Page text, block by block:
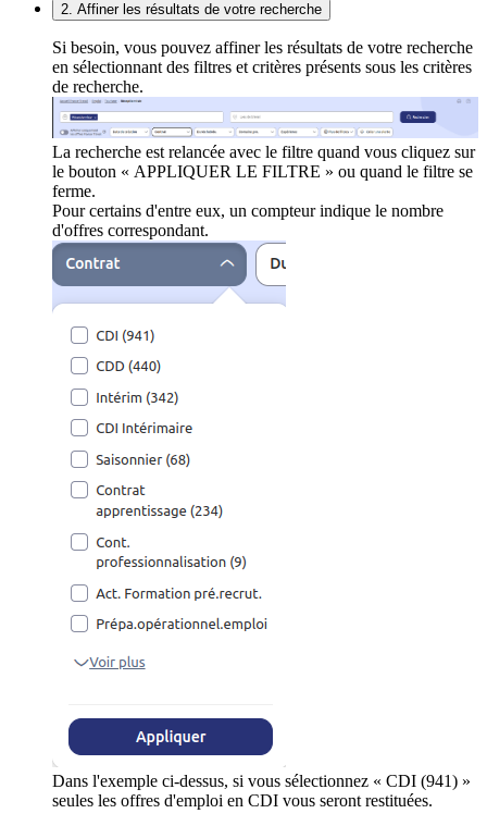
2. Affiner les résultats de votre recherche
Si besoin, vous pouvez affiner les résultats de votre recherche
en sélectionnant des filtres et critères présents sous les critères
de recherche.
La recherche est relancée avec le filtre quand vous cliquez sur
le bouton « APPLIQUER LE FILTRE » ou quand le filtre se
ferme.
Pour certains d'entre eux, un compteur indique le nombre
d'offres correspondant.
Dans l'exemple ci-dessus, si vous sélectionnez « CDI (941) »
seules les offres d'emploi en CDI vous seront restituées.